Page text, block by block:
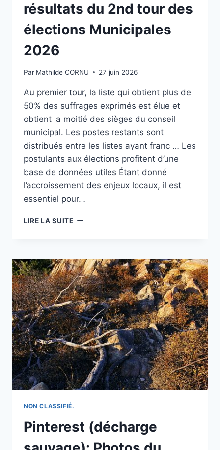
résultats du 2nd tour des
élections Municipales
2026
Par Mathilde CORNU 27 juin 2026
Au premier tour, la liste qui obtient plus de
50% des suffrages exprimés est élue et
obtient la moitié des sièges du conseil
municipal. Les postes restants sont
distribués entre les listes ayant franc … Les
postulants aux élections profitent d’une
base de données utiles Étant donné
l’accroissement des enjeux locaux, il est
essentiel pour…
LIRE LA SUITEDERNIÈRE
RÉSULTATS
DU
2ND
TOUR
DES
ÉLECTIONS
MUNICIPALES
2026
NON CLASSIFIÉ.
Pinterest (décharge